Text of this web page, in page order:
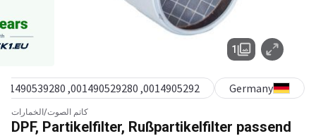
كاتم الصوت/الخمارات
DPF, Partikelfilter, Rußpartikelfilter passend
1
Germany
0014905292, 001490529280, 001490539280, 001490549280, 0014907092, 001490709280, 0014908392, 001490839280, 0014908492, 001490849280, 001490859280, 0014908692, 001490869280, 0014909392, 001490939280, 0024903892, 002490389280, A0014909392, A001490939280, A0024903892, A002490389280, A0014905292, A0014907492, 0014908692, 0014905292, 0014907492, A0014903192, A001490319280, A0014904792, A001490479280, A0014905192, A001490519280, A001490529280, A0014905492, A001490549280, A0014907092, A001490709280, A001490839280, A0014908492, A001490849280, A0014908692, A001490869280